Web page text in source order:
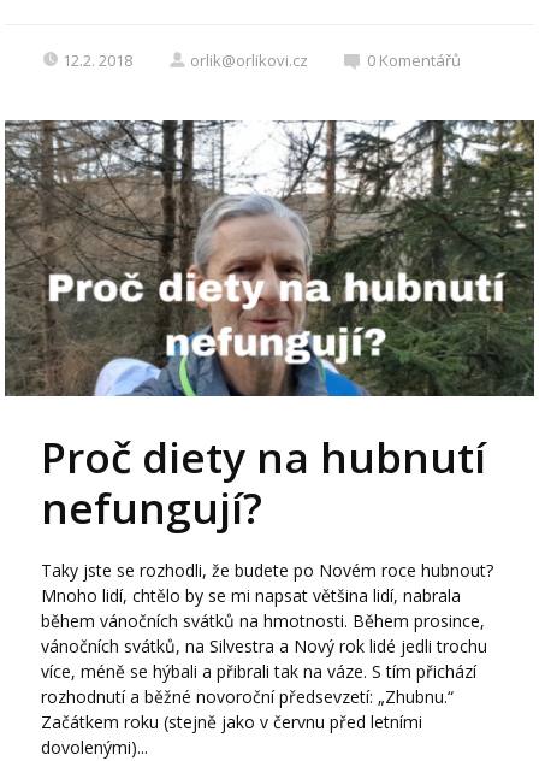
12.2. 2018 orlik@orlikovi.cz 0 Komentářů
Proč diety na hubnutí
nefungují?
Taky jste se rozhodli, že budete po Novém roce hubnout?
Mnoho lidí, chtělo by se mi napsat většina lidí, nabrala
během vánočních svátků na hmotnosti. Během prosince,
vánočních svátků, na Silvestra a Nový rok lidé jedli trochu
více, méně se hýbali a přibrali tak na váze. S tím přichází
rozhodnutí a běžné novoroční předsevzetí: „Zhubnu.“
Začátkem roku (stejně jako v červnu před letními
dovolenými)...